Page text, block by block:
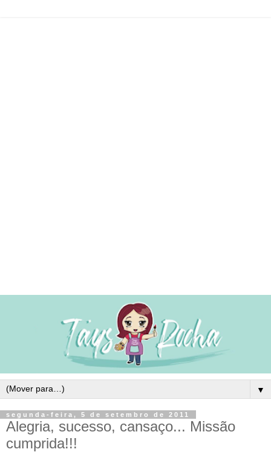
▼
segunda-feira, 5 de setembro de 2011
Alegria, sucesso, cansaço... Missão
cumprida!!!